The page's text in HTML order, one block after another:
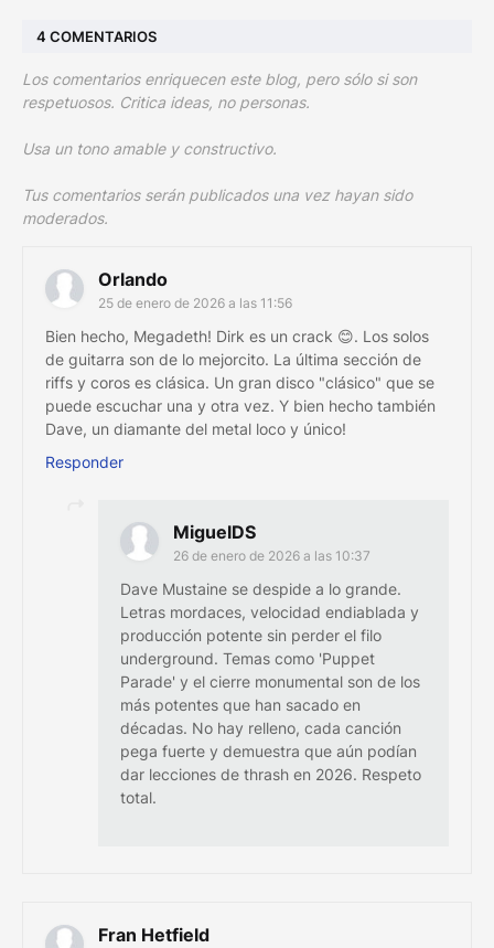
4 COMENTARIOS
Los comentarios enriquecen este blog, pero sólo si son
respetuosos. Critica ideas, no personas.
Usa un tono amable y constructivo.
Tus comentarios serán publicados una vez hayan sido
moderados.
Orlando
25 de enero de 2026 a las 11:56
Bien hecho, Megadeth! Dirk es un crack 😊. Los solos
de guitarra son de lo mejorcito. La última sección de
riffs y coros es clásica. Un gran disco "clásico" que se
puede escuchar una y otra vez. Y bien hecho también
Dave, un diamante del metal loco y único!
Responder
MiguelDS
26 de enero de 2026 a las 10:37
Dave Mustaine se despide a lo grande.
Letras mordaces, velocidad endiablada y
producción potente sin perder el filo
underground. Temas como 'Puppet
Parade' y el cierre monumental son de los
más potentes que han sacado en
décadas. No hay relleno, cada canción
pega fuerte y demuestra que aún podían
dar lecciones de thrash en 2026. Respeto
total.
Fran Hetfield